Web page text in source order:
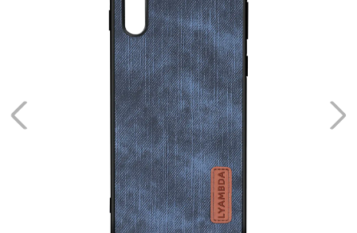
Calypso Galaxy